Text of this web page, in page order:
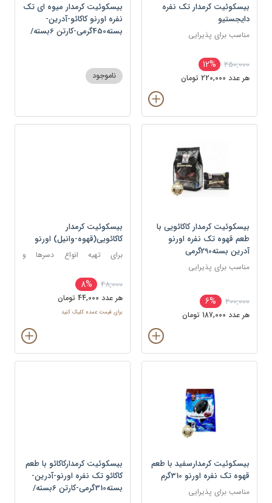
بیسکوئیت کرمدار تک نفره
دایجستیو
مناسب برای پذیرایی
250,000
12%
هر عدد 220,000 تومان
بیسکوئیت کرمدار میوه ای تک
نفره اورنو کاکائو-آدرین-
بسته450گرمی-کارتن 6بسته/
ناموجود
بیسکوئیت کرمدار کاکائویی با
طعم قهوه تک نفره اورنو
آدرین بسته290گرمی
مناسب برای پذیرایی
200,000
6%
هر عدد 187,000 تومان
بیسکوئیت کرمدار
کاکائویی(قهوه-وانیل) اورنو
برای تهیه انواع دسرها و
شیک، موس و اسموتی
48,000
8%
هر عدد 44,000 تومان
برای قیمت عمده کلیک کنید
بیسکوئیت کرمدارسفید با طعم
قهوه تک نفره اورنو 310گرم
مناسب برای پذیرایی
بیسکوئیت کرمدارکاکائو با طعم
کاکائو تک نفره اورنو-آدرین-
بسته310گرمی-کارتن 6بسته/